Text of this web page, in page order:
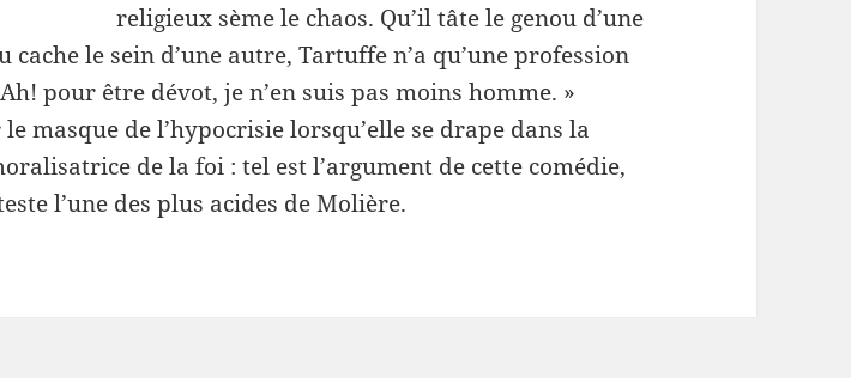
religieux sème le chaos. Qu’il tâte le genou d’une
cache le sein d’une autre, Tartuffe n’a qu’une profession
pour être dévot, je n’en suis pas moins homme. »
masque de l’hypocrisie lorsqu’elle se drape dans la
de la foi : tel est l’argument de cette comédie,
l’une des plus acides de Molière.